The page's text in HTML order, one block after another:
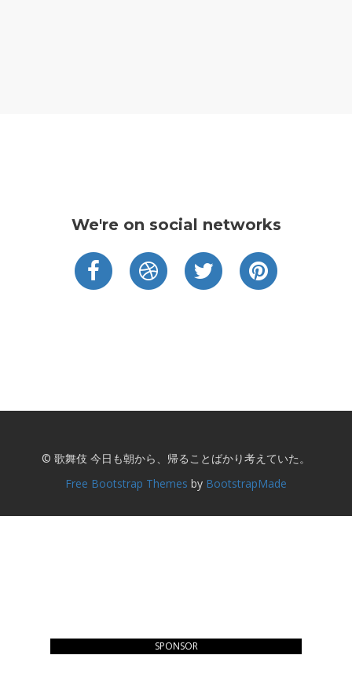
We're on social networks
© 歌舞伎 今日も朝から、帰ることばかり考えていた。
Free Bootstrap Themes by BootstrapMade
SPONSOR